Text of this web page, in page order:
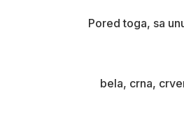
Pored toga, sa
bela, crna,